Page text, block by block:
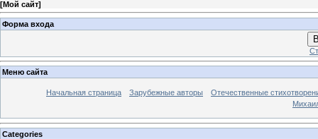
[Мой сайт]
Форма входа
Меню сайта
Начальная страница Зарубежные авторы
Отечественные
Categories